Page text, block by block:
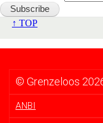
↑ TOP
© Grenzeloos
ANBI